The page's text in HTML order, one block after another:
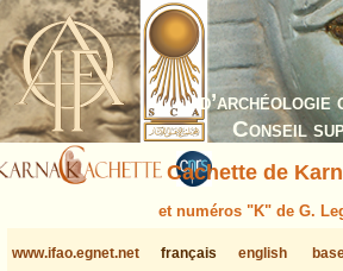
Conseil
Cachette de
et numéros "K" de G.
www.ifao.egnet.net français english